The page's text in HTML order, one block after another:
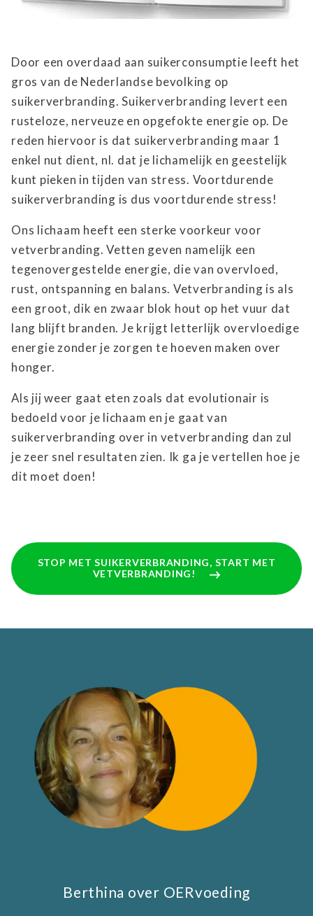
Door een overdaad aan suikerconsumptie leeft het
gros van de Nederlandse bevolking op
suikerverbranding. Suikerverbranding levert een
rusteloze, nerveuze en opgefokte energie op. De
reden hiervoor is dat suikerverbranding maar 1
enkel nut dient, nl. dat je lichamelijk en geestelijk
kunt pieken in tijden van stress. Voortdurende
suikerverbranding is dus voortdurende stress!
Ons lichaam heeft een sterke voorkeur voor
vetverbranding. Vetten geven namelijk een
tegenovergestelde energie, die van overvloed,
rust, ontspanning en balans. Vetverbranding is als
een groot, dik en zwaar blok hout op het vuur dat
lang blijft branden. Je krijgt letterlijk overvloedige
energie zonder je zorgen te hoeven maken over
honger.
Als jij weer gaat eten zoals dat evolutionair is
bedoeld voor je lichaam en je gaat van
suikerverbranding over in vetverbranding dan zul
je zeer snel resultaten zien. Ik ga je vertellen hoe je
dit moet doen!
STOP MET SUIKERVERBRANDING, START MET
VETVERBRANDING!
Berthina over OERvoeding